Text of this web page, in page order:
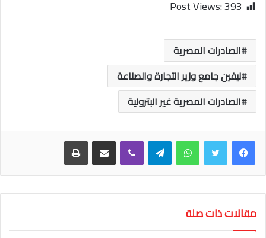
Post Views:393
الصادرات المصرية
نيفين جامع وزير التجارة والصناعة
الصادرات المصرية غير البترولية
واتساب تيلقرام
مقالات ذات صلة